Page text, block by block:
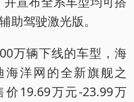
助驾驶激光版。
万辆下线的车型，海
海洋网的全新旗舰之
19.69万元-23.99万